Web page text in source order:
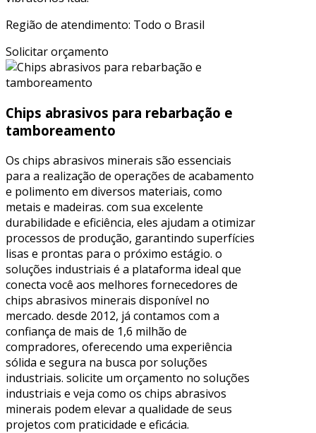
Região de atendimento: Todo o Brasil
Solicitar orçamento
Chips abrasivos para rebarbação e
tamboreamento
Os chips abrasivos minerais são essenciais
para a realização de operações de acabamento
e polimento em diversos materiais, como
metais e madeiras. com sua excelente
durabilidade e eficiência, eles ajudam a otimizar
processos de produção, garantindo superfícies
lisas e prontas para o próximo estágio. o
soluções industriais é a plataforma ideal que
conecta você aos melhores fornecedores de
chips abrasivos minerais disponível no
mercado. desde 2012, já contamos com a
confiança de mais de 1,6 milhão de
compradores, oferecendo uma experiência
sólida e segura na busca por soluções
industriais. solicite um orçamento no soluções
industriais e veja como os chips abrasivos
minerais podem elevar a qualidade de seus
projetos com praticidade e eficácia.